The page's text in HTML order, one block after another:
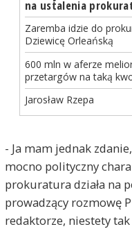
na ustalenia
Zaremba idzie do
Dziewicę Orleańską
600 mln w aferze
przetargów na taką
Jarosław Rzepa
- Ja mam jednak
mocno polityczny
prokuratura działa na
prowadzący rozmowę
redaktorze, niestety